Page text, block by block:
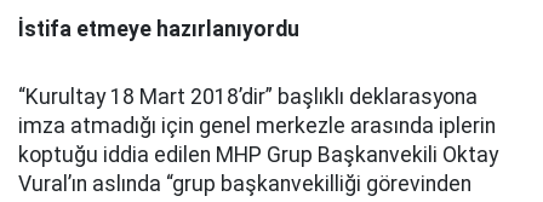
İstifa etmeye hazırlanıyordu
“Kurultay 18 Mart 2018’dir” başlıklı deklarasyona
imza atmadığı için genel merkezle arasında iplerin
koptuğu iddia edilen MHP Grup Başkanvekili Oktay
Vural’ın aslında “grup başkanvekilliği görevinden